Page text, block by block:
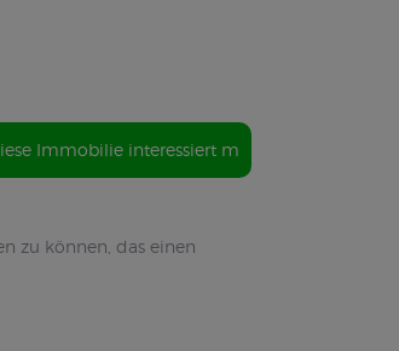
Immobilie interessiert m
zu können, das einen